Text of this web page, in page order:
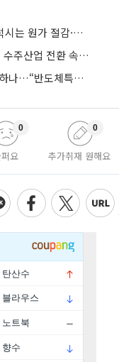
메모리값 폭등에 달라진 셈법…갤럭시는 원가 절감·아이폰은 서비스 확대
‘5년 LTA’ 늘리는 삼성·SK…메모리 수주산업 전환 속 다른 셈법
주52시간 특례, 메가특구법서 부활하나…“반도체특별법 담겨야”
요
0
추가취재 원해요
0